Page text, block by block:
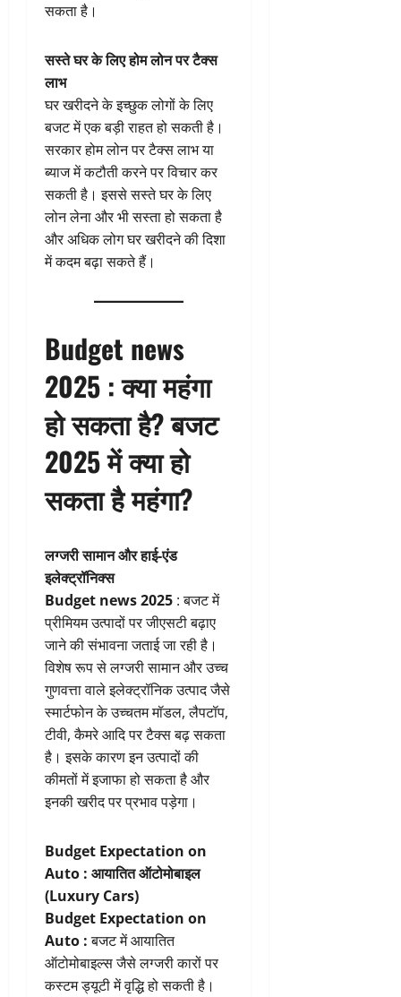
सकता है।
सस्ते घर के लिए होम लोन पर टैक्स
लाभ
घर खरीदने के इच्छुक लोगों के लिए
बजट में एक बड़ी राहत हो सकती है।
सरकार होम लोन पर टैक्स लाभ या
ब्याज में कटौती करने पर विचार कर
सकती है। इससे सस्ते घर के लिए
लोन लेना और भी सस्ता हो सकता है
और अधिक लोग घर खरीदने की दिशा
में कदम बढ़ा सकते हैं।
Budget news
2025 :क्या महंगा
हो सकता है? बजट
2025 में क्या हो
सकता है महंगा?
लग्जरी सामान और हाई-एंड
इलेक्ट्रॉनिक्स
Budget news 2025 : बजट में
प्रीमियम उत्पादों पर जीएसटी बढ़ाए
जाने की संभावना जताई जा रही है।
विशेष रूप से लग्जरी सामान और उच्च
गुणवत्ता वाले इलेक्ट्रॉनिक उत्पाद जैसे
स्मार्टफोन के उच्चतम मॉडल, लैपटॉप,
टीवी, कैमरे आदि पर टैक्स बढ़ सकता
है। इसके कारण इन उत्पादों की
कीमतों में इजाफा हो सकता है और
इनकी खरीद पर प्रभाव पड़ेगा।
Budget Expectation on
Auto : आयातित ऑटोमोबाइल
(Luxury Cars)
Budget Expectation on
Auto :बजट में आयातित
ऑटोमोबाइल्स जैसे लग्जरी कारों पर
कस्टम ड्यूटी में वृद्धि हो सकती है।